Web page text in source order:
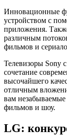
Инновационные
устройством с
приложения.
различным
фильмов и
Телевизоры Sony
сочетание
высочайшего
отличным
вам
фильмов и шоу.
LG: